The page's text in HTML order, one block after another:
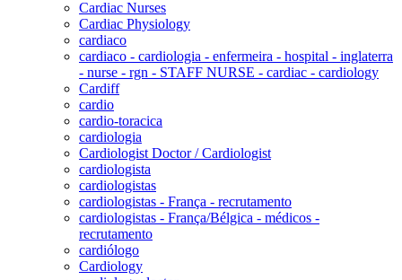
Cardiac Nurses
Cardiac Physiology
cardiaco
cardiaco - cardiologia - enfermeira - hospital - inglaterra
- nurse - rgn - STAFF NURSE - cardiac - cardiology
Cardiff
cardio
cardio-toracica
cardiologia
Cardiologist Doctor / Cardiologist
cardiologista
cardiologistas
cardiologistas - França - recrutamento
cardiologistas - França/Bélgica - médicos -
recrutamento
cardiólogo
Cardiology